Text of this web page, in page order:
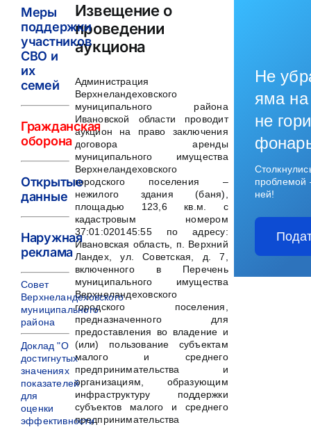
Извещение о
проведении
аукциона
Администрация
Верхнеландеховского
муниципального района
Ивановской области проводит
аукцион на право заключения
договора аренды
муниципального имущества
Верхнеландеховского
городского поселения –
нежилого здания (баня),
площадью 123,6 кв.м. с
кадастровым номером
37:01:020145:55 по адресу:
Ивановская область, п. Верхний
Ландех, ул. Советская, д. 7,
включенного в Перечень
муниципального имущества
Верхнеландеховского
городского поселения,
предназначенного для
предоставления во владение и
(или) пользование субъектам
малого и среднего
предпринимательства и
организациям, образующим
инфраструктуру поддержки
субъектов малого и среднего
предпринимательства
Меры
поддержки
участников
СВО и
их
семей
Гражданская
оборона
Открытые
данные
Наружная
реклама
Совет
Верхнеландеховского
муниципального
района
Доклад "О
достигнутых
значениях
показателей
для
оценки
эффективности
Не
яма на
не
ней!